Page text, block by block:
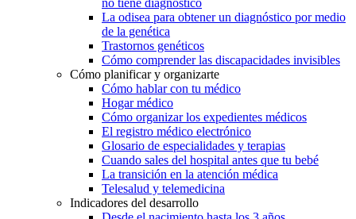
La odisea para obtener un diagnóstico por medio
de la genética
Trastornos genéticos
Cómo comprender las discapacidades invisibles
Cómo planificar y organizarte
Cómo hablar con tu médico
Hogar médico
Cómo organizar los expedientes médicos
El registro médico electrónico
Glosario de especialidades y terapias
Cuando sales del hospital antes que tu bebé
La transición en la atención médica
Telesalud y telemedicina
Indicadores del desarrollo